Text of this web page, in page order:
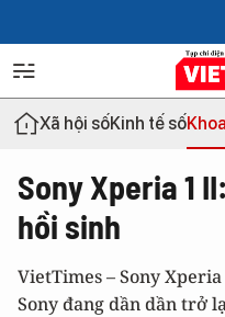
Xã hội sốKinh tế số
Sony Xperia 1
hồi sinh
VietTimes – Sony
Sony đang dần dần trở